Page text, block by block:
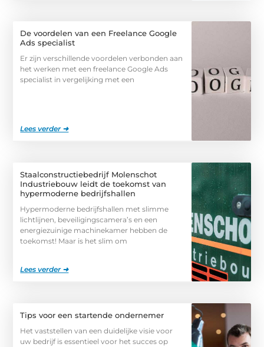
De voordelen van een Freelance Google
Ads specialist
Er zijn verschillende voordelen verbonden aan
het werken met een freelance Google Ads
specialist in vergelijking met een
Lees verder ➜
Staalconstructiebedrijf Molenschot
Industriebouw leidt de toekomst van
hypermoderne bedrijfshallen
Hypermoderne bedrijfshallen met slimme
lichtlijnen, beveiligingscamera’s en een
energiezuinige machinekamer hebben de
toekomst! Maar is het slim om
Lees verder ➜
Tips voor een startende ondernemer
Het vaststellen van een duidelijke visie voor
uw bedrijf is essentieel voor het succes op